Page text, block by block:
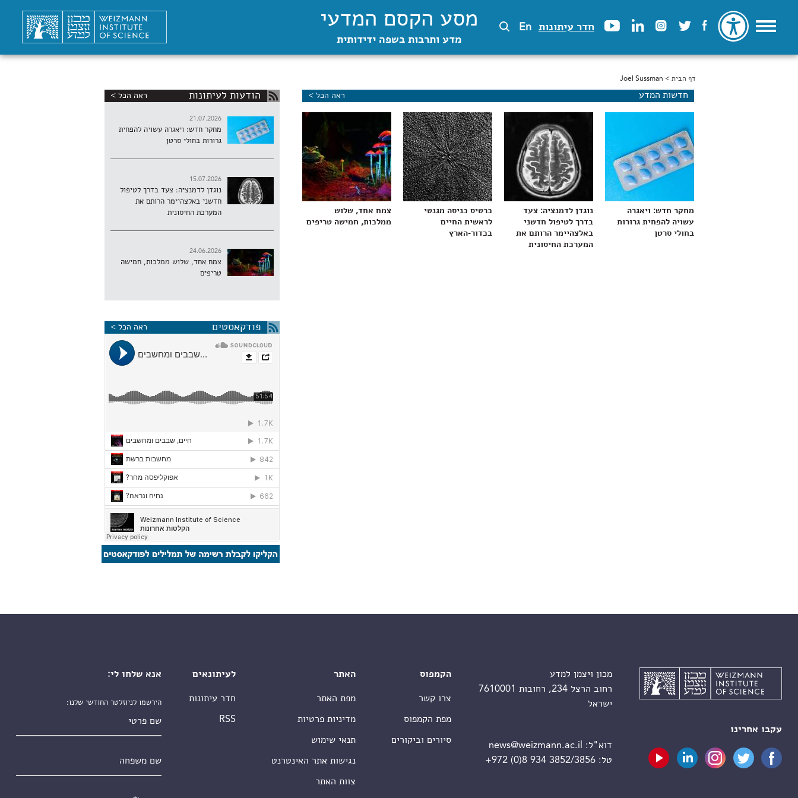
חדר עיתונות En מסע הקסם המדעי
מדע ותרבות בשפה ידידותית
הינך נמצא כאן
דף הבית > Joel Sussman
חדשות המדע ראה הכל >
מחקר חדש: ויאגרה
עשויה להפחית גרורות
בחולי סרטן
נוגדן לדמנציה: צעד
בדרך לטיפול חדשני
באלצהיימר הרותם את
המערכת החיסונית
כרטיס כניסה מגנטי
לראשית החיים
בכדור-הארץ
צמח אחד, שלוש
ממלכות, חמישה טריפים
הודעות לעיתונות ראה הכל >
21.07.2026
מחקר חדש: ויאגרה עשויה להפחית
גרורות בחולי סרטן
15.07.2026
נוגדן לדמנציה: צעד בדרך לטיפול
חדשני באלצהיימר הרותם את
המערכת החיסונית
24.06.2026
צמח אחד, שלוש ממלכות, חמישה
טריפים
פודקאסטים ראה הכל >
עקבו אחרינו
מכון ויצמן למדע
רחוב הרצל 234, רחובות 7610001
ישראל
דוא"ל:
news@weizmann.ac.il
טל:+972 (0)8 934 3852/3856
הקמפוס
צרו קשר
מפת הקמפוס
סיורים וביקורים
האתר
מפת האתר
מדיניות פרטיות
תנאי שימוש
נגישות אתר האינטרנט
צוות האתר
לעיתונאים
חדר עיתונות
RSS
אנא שלחו לי:
הירשמו לניוזלטר החודשי שלנו: